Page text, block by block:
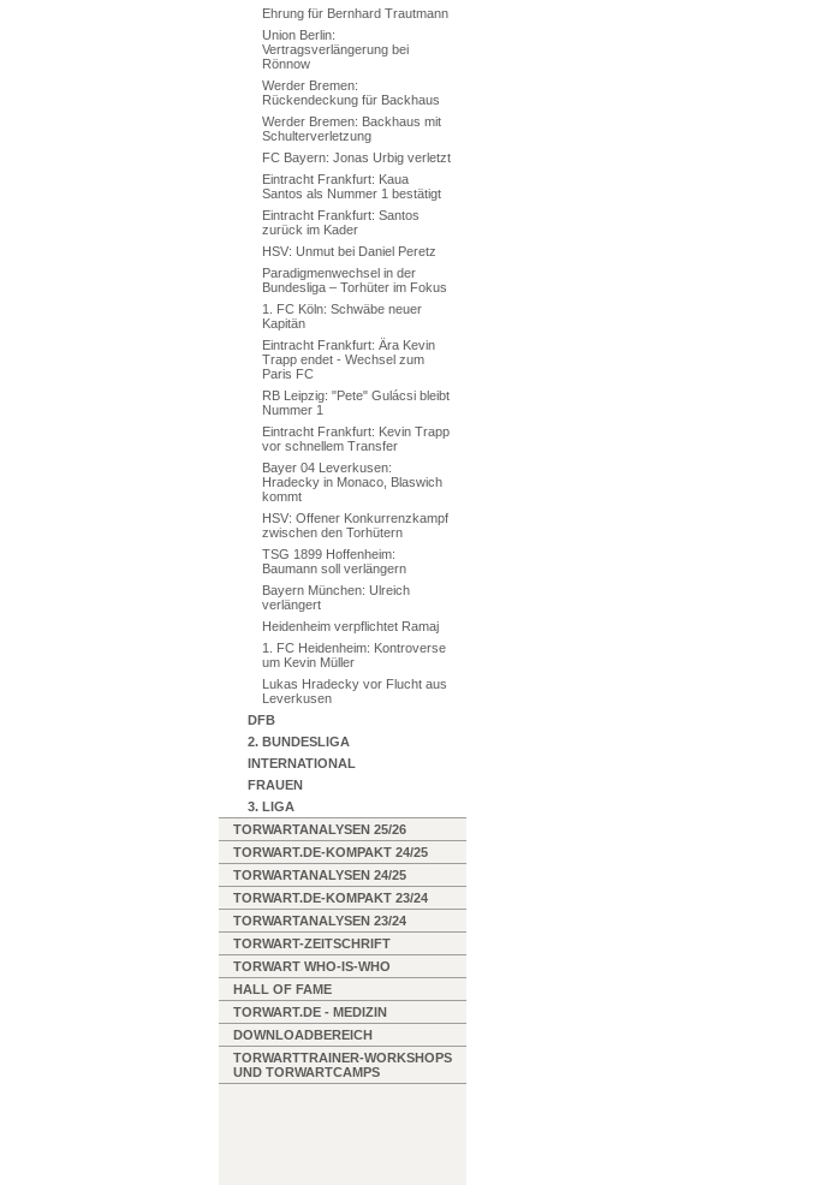
Ehrung für Bernhard Trautmann
Union Berlin:
Vertragsverlängerung bei
Rönnow
Werder Bremen:
Rückendeckung für Backhaus
Werder Bremen: Backhaus mit
Schulterverletzung
FC Bayern: Jonas Urbig verletzt
Eintracht Frankfurt: Kaua
Santos als Nummer 1 bestätigt
Eintracht Frankfurt: Santos
zurück im Kader
HSV: Unmut bei Daniel Peretz
Paradigmenwechsel in der
Bundesliga – Torhüter im Fokus
1. FC Köln: Schwäbe neuer
Kapitän
Eintracht Frankfurt: Ära Kevin
Trapp endet - Wechsel zum
Paris FC
RB Leipzig: "Pete" Gulácsi bleibt
Nummer 1
Eintracht Frankfurt: Kevin Trapp
vor schnellem Transfer
Bayer 04 Leverkusen:
Hradecky in Monaco, Blaswich
kommt
HSV: Offener Konkurrenzkampf
zwischen den Torhütern
TSG 1899 Hoffenheim:
Baumann soll verlängern
Bayern München: Ulreich
verlängert
Heidenheim verpflichtet Ramaj
1. FC Heidenheim: Kontroverse
um Kevin Müller
Lukas Hradecky vor Flucht aus
Leverkusen
DFB
2. BUNDESLIGA
INTERNATIONAL
FRAUEN
3. LIGA
TORWARTANALYSEN 25/26
TORWART.DE-KOMPAKT 24/25
TORWARTANALYSEN 24/25
TORWART.DE-KOMPAKT 23/24
TORWARTANALYSEN 23/24
TORWART-ZEITSCHRIFT
TORWART WHO-IS-WHO
HALL OF FAME
TORWART.DE - MEDIZIN
DOWNLOADBEREICH
TORWARTTRAINER-WORKSHOPS
UND TORWARTCAMPS